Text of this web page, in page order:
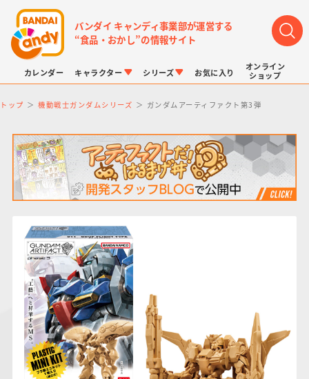
バンダイ キャンディ事業部が運営する
“食品・おかし”の情報サイト
カレンダー キャラクター
LINK TRAVELERS
仮面ライダーシリー
ズ
プリキュアシリーズ
ガンダムシリーズ
ドラゴンボール
アンパンマン
シリーズ
チョコボックス
キャラパキ
チョコサプ
にふぉるめーしょん
＆スクエアシール
ポケモンキッズ
ポケモンスケールワ
お気に入り
オンライン
ショップ
トップ 機動戦士ガンダムシリーズ ガンダムアーティファクト第3弾